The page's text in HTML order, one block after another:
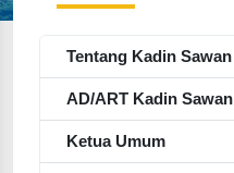
Tentang Kadin Sawan
AD/ART Kadin Sawan
Ketua Umum